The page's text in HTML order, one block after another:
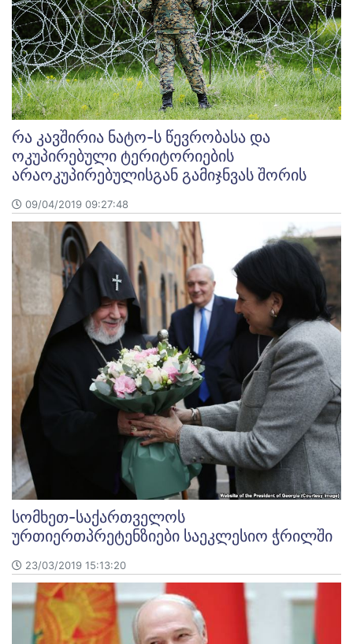
რა კავშირია ნატო-ს წევრობასა და
ოკუპირებული ტერიტორიების
არაოკუპირებულისგან გამიჯნვას შორის
09/04/2019 09:27:48
სომხეთ-საქართველოს
ურთიერთპრეტენზიები საეკლესიო ჭრილში
23/03/2019 15:13:20